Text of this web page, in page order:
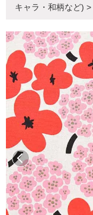
キャラ・和柄など) >
前へ